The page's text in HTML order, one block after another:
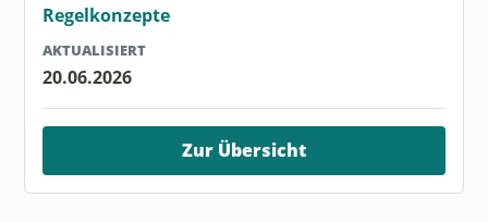
Regelkonzepte
AKTUALISIERT
20.06.2026
Zur Übersicht